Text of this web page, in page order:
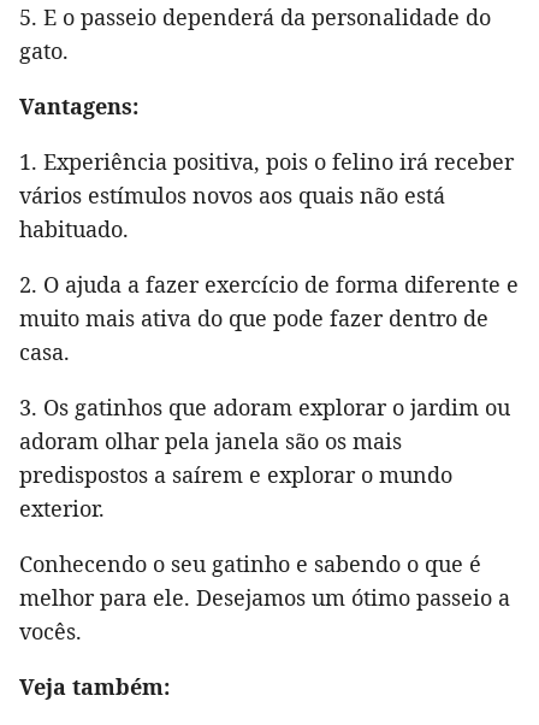
5. E o passeio dependerá da personalidade do
gato.
Vantagens:
1. Experiência positiva, pois o felino irá receber
vários estímulos novos aos quais não está
habituado.
2. O ajuda a fazer exercício de forma diferente e
muito mais ativa do que pode fazer dentro de
casa.
3. Os gatinhos que adoram explorar o jardim ou
adoram olhar pela janela são os mais
predispostos a saírem e explorar o mundo
exterior.
Conhecendo o seu gatinho e sabendo o que é
melhor para ele. Desejamos um ótimo passeio a
vocês.
Veja também: